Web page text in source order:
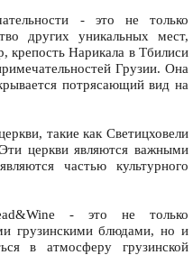
- это не только
других уникальных мест,
крепость Нарикала в Тбилиси
Грузии. Она
потрясающий вид на
такие как Светицховели
церкви являются важными
частью культурного
- это не только
грузинскими блюдами, но и
в атмосферу грузинской